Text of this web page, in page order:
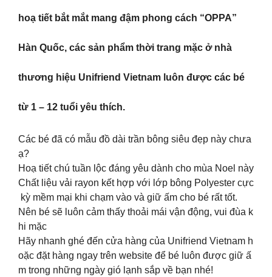
hoạ tiết bắt mắt mang đậm phong cách “OPPA”
Hàn Quốc, các sản phẩm thời trang mặc ở nhà
thương hiệu Unifriend Vietnam luôn được các bé
từ 1 – 12 tuổi yêu thích.
Các bé đã có mẫu đồ dài trần bông siêu đẹp này chưa
ạ?
Hoạ tiết chú tuần lộc đáng yêu dành cho mùa Noel này
Chất liệu vải rayon kết hợp với lớp bông Polyester cực
kỳ mềm mại khi chạm vào và giữ ấm cho bé rất tốt.
Nên bé sẽ luôn cảm thấy thoải mái vận động, vui đùa k
hi mặc
Hãy nhanh ghé đến cửa hàng của Unifriend Vietnam h
oặc đặt hàng ngay trên website để bé luôn được giữ ấ
m trong những ngày gió lạnh sắp về bạn nhé!